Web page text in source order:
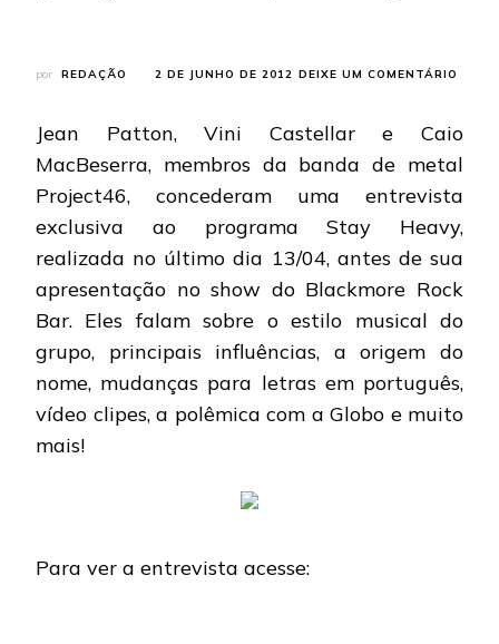
por REDAÇÃO 2 DE JUNHO DE 2012 DEIXE UM COMENTÁRIO
AO
Jean Patton, Vini Castellar e Caio
MacBeserra, membros da banda de metal
Project46, concederam uma entrevista
exclusiva ao programa Stay Heavy,
realizada no último dia 13/04, antes de sua
apresentação no show do Blackmore Rock
Bar. Eles falam sobre o estilo musical do
grupo, principais influências, a origem do
nome, mudanças para letras em português,
vídeo clipes, a polêmica com a Globo e muito
mais!
Para ver a entrevista acesse: